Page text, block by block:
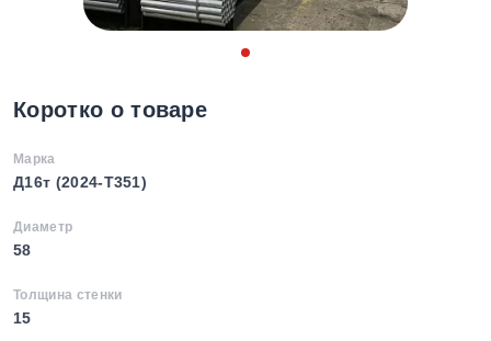
Коротко о товаре
Марка
Д16т (2024-T351)
Диаметр
58
Толщина стенки
15